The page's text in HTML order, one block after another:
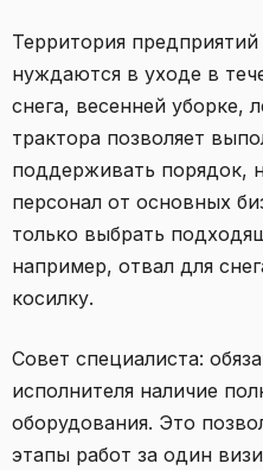
Территория
нуждаются в уходе в
снега, весенней уборке,
трактора позволяет
поддерживать порядок,
персонал от основных
только выбрать
например, отвал для
косилку.
Совет специалиста:
исполнителя наличие
оборудования. Это
этапы работ за один